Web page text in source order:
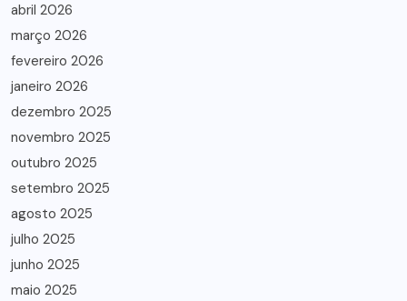
abril 2026
março 2026
fevereiro 2026
janeiro 2026
dezembro 2025
novembro 2025
outubro 2025
setembro 2025
agosto 2025
julho 2025
junho 2025
maio 2025